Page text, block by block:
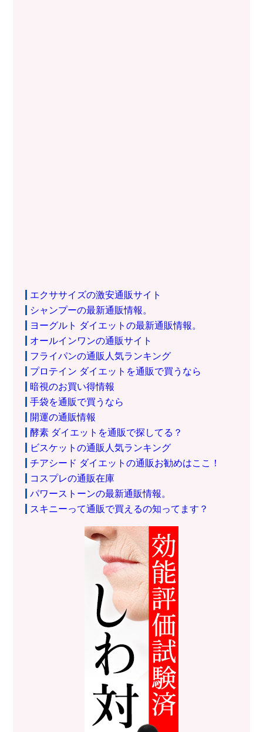
エクササイズの激安通販サイト
シャンプーの最新通販情報。
ヨーグルト ダイエットの最新通販情報。
オールインワンの通販サイト
フライパンの通販人気ランキング
プロテイン ダイエットを通販で買うなら
暗視のお買い得情報
手袋を通販で買うなら
開運の通販情報
酵素 ダイエットを通販で探してる？
ビスケットの通販人気ランキング
チアシード ダイエットの通販お勧めはここ！
コスプレの通販在庫
パワーストーンの最新通販情報。
スキニーって通販で買えるの知ってます？